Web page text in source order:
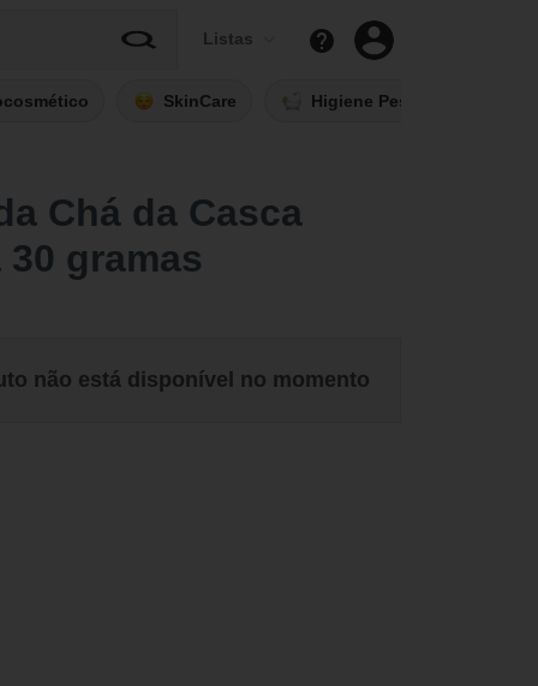
Listas
SkinCare Higiene Pessoal
Chá da Casca
30 gramas
não está disponível no momento